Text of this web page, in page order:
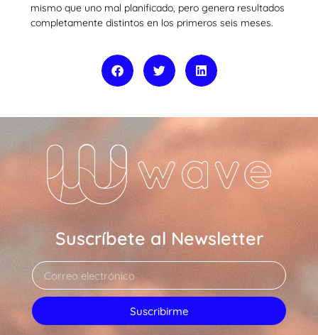
mismo que uno mal planificado, pero genera resultados
completamente distintos en los primeros seis meses.
Suscríbete al Newsletter
Suscribirme